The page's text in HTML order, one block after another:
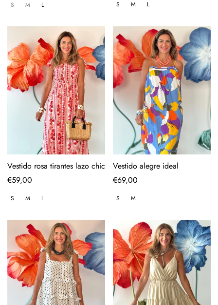
S M L S M L
Vestido rosa tirantes lazo chic
Regular
€59,00
S M L
Vestido alegre ideal
Regular
€69,00
S M